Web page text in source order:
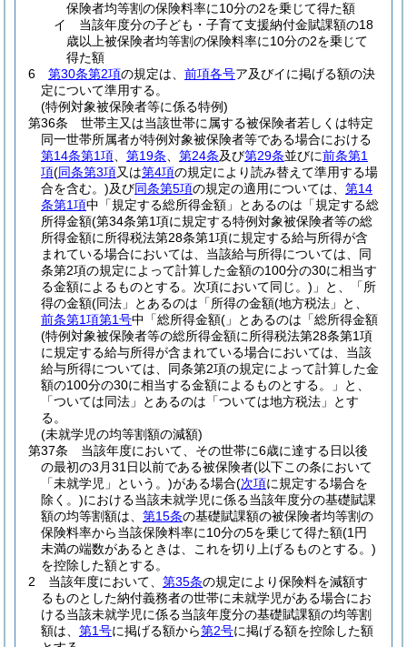
保険者均等割の保険料率に10分の2を乗じて得た額
イ
当該年度分の子ども・子育て支援納付金賦課額の18
歳以上被保険者均等割の保険料率に10分の2を乗じて
得た額
6
第30条第2項の規定は、 前項各号ア及びイに掲げる額の決
定について準用する。
(特例対象被保険者等に係る特例)
第36条
世帯主又は当該世帯に属する被保険者若しくは特定
同一世帯所属者が特例対象被保険者等である場合における
第14条第1項
第19条 第24条及び第29条並びに前条第1
項(同条第3項又は第4項の規定により読み替えて準用する場
合を含む。)及び同条第5項の規定の適用については、 第14
条第1項中「規定する総所得金額」とあるのは「規定する総
所得金額(第34条第1項に規定する特例対象被保険者等の総
所得金額に所得税法第28条第1項に規定する給与所得が含
まれている場合においては、当該給与所得については、同
条第2項の規定によって計算した金額の100分の30に相当す
る金額によるものとする。次項において同じ。) 」と、「所
得の金額(同法」とあるのは「所得の金額(地方税法」と、
前条第1項第1号中「総所得金額(」とあるのは「総所得金額
(特例対象被保険者等の総所得金額に所得税法第28条第1項
に規定する給与所得が含まれている場合においては、当該
給与所得については、同条第2項の規定によって計算した金
額の100分の30に相当する金額によるものとする。」と、
「ついては同法」とあるのは「ついては地方税法」とす
る。
(未就学児の均等割額の減額)
第37条
当該年度において、その世帯に6歳に達する日以後
の最初の3月31日以前である被保険者(以下この条において
「未就学児」という。)がある場合(次項に規定する場合を
除く。)における当該未就学児に係る当該年度分の基礎賦課
額の均等割額は、 第15条の基礎賦課額の被保険者均等割の
保険料率から当該保険料率に10分の5を乗じて得た額(1円
未満の端数があるときは、これを切り上げるものとする。)
を控除した額とする。
2
当該年度において、 第35条の規定により保険料を減額す
るものとした納付義務者の世帯に未就学児がある場合にお
ける当該未就学児に係る当該年度分の基礎賦課額の均等割
額は、 第1号に掲げる額から第2号に掲げる額を控除した額